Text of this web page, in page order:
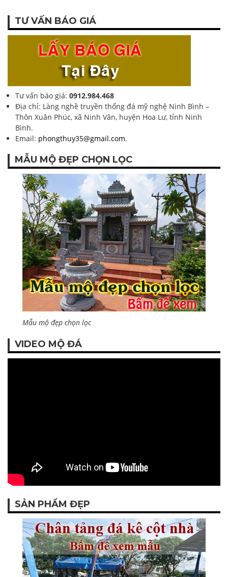
TƯ VẤN BÁO GIÁ
Tư vấn báo giá: 0912.984.468
Địa chỉ: Làng nghề truyền thống đá mỹ nghệ Ninh Bình –
Thôn Xuân Phúc, xã Ninh Vân, huyện Hoa Lư, tỉnh Ninh
Bình.
Email: phongthuy35@gmail.com.
MẪU MỘ ĐẸP CHỌN LỌC
Mẫu mộ đẹp chọn lọc
VIDEO MỘ ĐÁ
SẢN PHẨM ĐẸP